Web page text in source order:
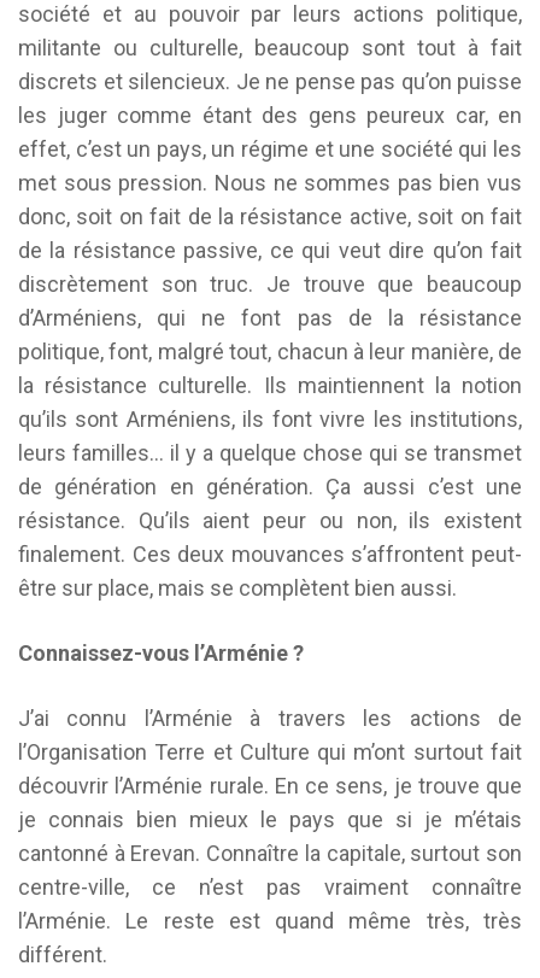
société et au pouvoir par leurs actions politique,
militante ou culturelle, beaucoup sont tout à fait
discrets et silencieux. Je ne pense pas qu’on puisse
les juger comme étant des gens peureux car, en
effet, c’est un pays, un régime et une société qui les
met sous pression. Nous ne sommes pas bien vus
donc, soit on fait de la résistance active, soit on fait
de la résistance passive, ce qui veut dire qu’on fait
discrètement son truc. Je trouve que beaucoup
d’Arméniens, qui ne font pas de la résistance
politique, font, malgré tout, chacun à leur manière, de
la résistance culturelle. Ils maintiennent la notion
qu’ils sont Arméniens, ils font vivre les institutions,
leurs familles… il y a quelque chose qui se transmet
de génération en génération. Ça aussi c’est une
résistance. Qu’ils aient peur ou non, ils existent
finalement. Ces deux mouvances s’affrontent peut-
être sur place, mais se complètent bien aussi.
Connaissez-vous l’Arménie ?
J’ai connu l’Arménie à travers les actions de
l’Organisation Terre et Culture qui m’ont surtout fait
découvrir l’Arménie rurale. En ce sens, je trouve que
je connais bien mieux le pays que si je m’étais
cantonné à Erevan. Connaître la capitale, surtout son
centre-ville, ce n’est pas vraiment connaître
l’Arménie. Le reste est quand même très, très
différent.